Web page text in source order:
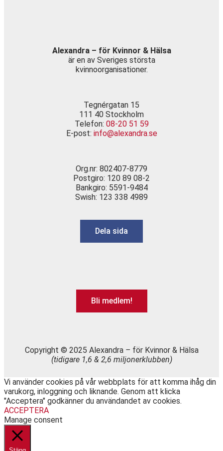
Alexandra – för Kvinnor & Hälsa
är en av Sveriges största
kvinnoorganisationer.
Tegnérgatan 15
111 40 Stockholm
Telefon: 08-20 51 59
E-post: info@alexandra.se
Org.nr: 802407-8779
Postgiro: 120 89 08-2
Bankgiro: 5591-9484
Swish: 123 338 4989
Dela sida
Bli medlem!
Copyright © 2025 Alexandra – för Kvinnor & Hälsa
(tidigare 1,6 & 2,6 miljonerklubben)
Vi använder cookies på vår webbplats för att komma ihåg din
varukorg, inloggning och liknande. Genom att klicka
"Acceptera" godkänner du användandet av cookies.
ACCEPTERA
Manage consent